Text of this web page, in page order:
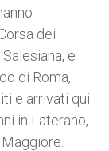
dei
e
di Roma,
e arrivati qui
in Laterano,